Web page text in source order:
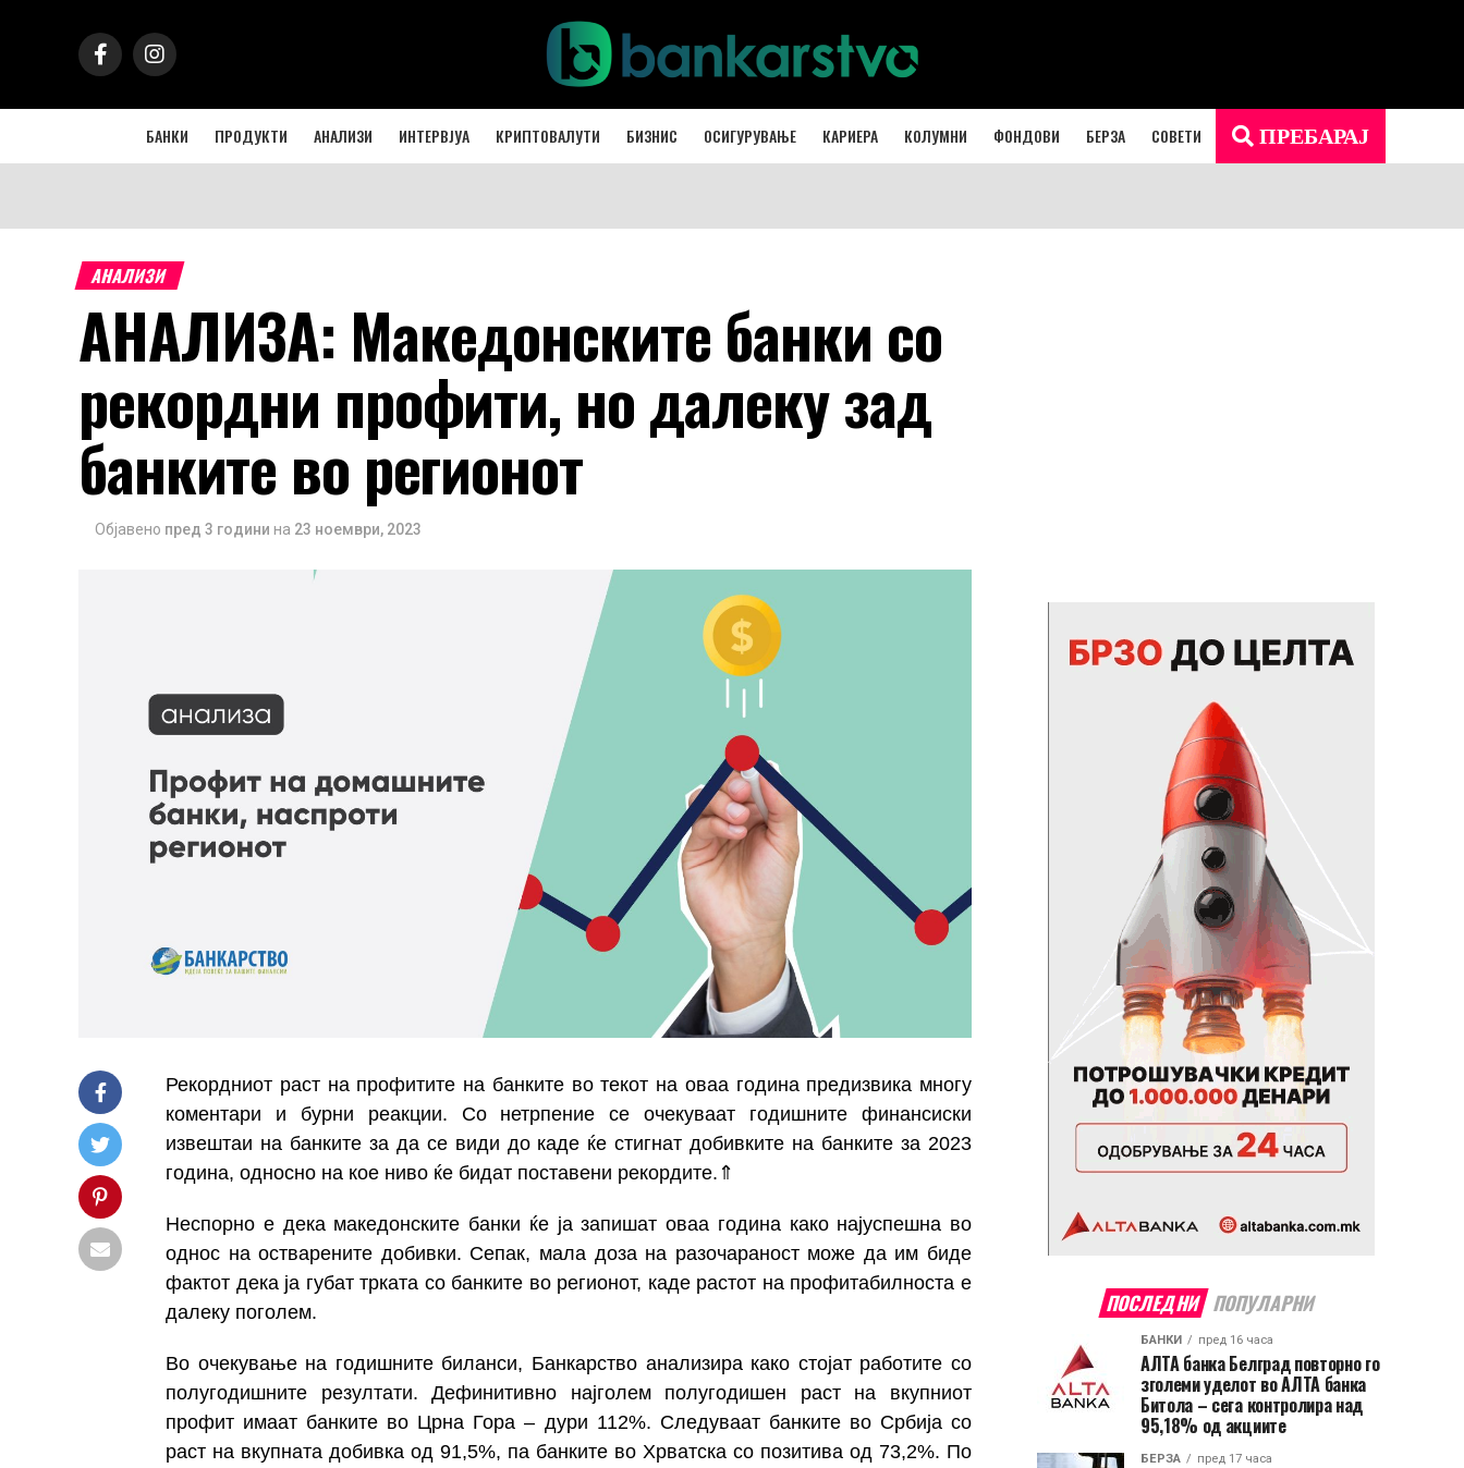
БАНКИ ПРОДУКТИ АНАЛИЗИ ИНТЕРВЈУА КРИПТОВАЛУТИ БИЗНИС ОСИГУРУВАЊЕ КАРИЕРА КОЛУМНИ ФОНДОВИ БЕРЗА СОВЕТИ ПРЕБАРАЈ
АНАЛИЗИ
АНАЛИЗА: Македонските банки со
рекордни профити, но далеку зад
банките во регионот
Објавено пред 3 години на 23 ноември, 2023
Рекордниот раст на профитите на банките во текот на оваа година предизвика многу
коментари и бурни реакции. Со нетрпение се очекуваат годишните финансиски
извештаи на банките за да се види до каде ќе стигнат добивките на банките за 2023
година, односно на кое ниво ќе бидат поставени рекордите. ⇑
Неспорно е дека македонските банки ќе ја запишат оваа година како најуспешна во
однос на остварените добивки. Сепак, мала доза на разочараност може да им биде
фактот дека ја губат трката со банките во регионот, каде растот на профитабилноста е
далеку поголем.
Во очекување на годишните биланси, Банкарство анализира како стојат работите со
полугодишните резултати. Дефинитивно најголем полугодишен раст на вкупниот
профит имаат банките во Црна Гора – дури 112%. Следуваат банките во Србија со
раст на вкупната добивка од 91,5%, па банките во Хрватска со позитива од 73,2%. По
ПОСЛЕДНИ ПОПУЛАРНИ
БАНКИ пред 16 часа
АЛТА банка Белград повторно го
зголеми уделот во АЛТА банка
Битола – сега контролира над
95,18% од акциите
БЕРЗА пред 17 часа